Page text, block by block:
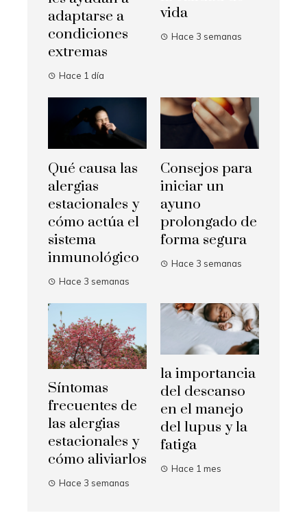
adaptarse a
condiciones
extremas
Hace 1 día
vida
Hace 3 semanas
Qué causa las
alergias
estacionales y
cómo actúa el
sistema
inmunológico
Hace 3 semanas
Consejos para
iniciar un
ayuno
prolongado de
forma segura
Hace 3 semanas
Síntomas
frecuentes de
las alergias
estacionales y
cómo aliviarlos
Hace 3 semanas
la importancia
del descanso
en el manejo
del lupus y la
fatiga
Hace 1 mes